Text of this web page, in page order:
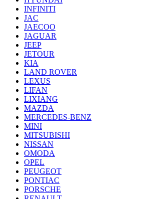
INFINITI
JAC
JAECOO
JAGUAR
JEEP
JETOUR
KIA
LAND ROVER
LEXUS
LIFAN
LIXIANG
MAZDA
MERCEDES-BENZ
MINI
MITSUBISHI
NISSAN
OMODA
OPEL
PEUGEOT
PONTIAC
PORSCHE